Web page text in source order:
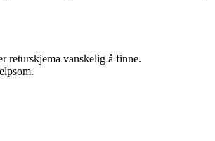
returskjema vanskelig å finne.